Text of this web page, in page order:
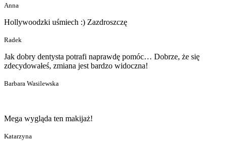
Anna
Hollywoodzki uśmiech :) Zazdroszczę
Radek
Jak dobry dentysta potrafi naprawdę pomóc… Dobrze, że się
zdecydowałeś, zmiana jest bardzo widoczna!
Barbara Wasilewska
Mega wygląda ten makijaż!
Katarzyna